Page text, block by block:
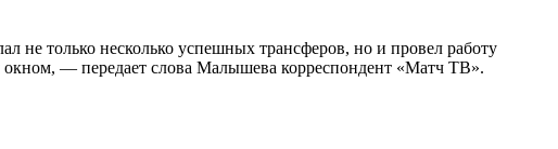
не только несколько успешных трансферов, но и провел работу
— передает слова Малышева корреспондент «Матч ТВ».